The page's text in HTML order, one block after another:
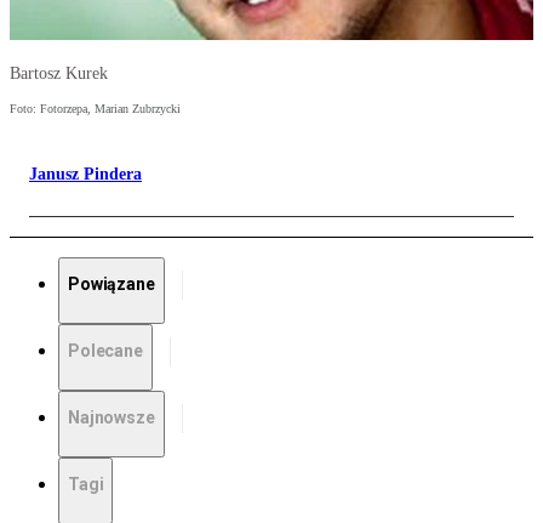
Bartosz Kurek
Foto: Fotorzepa, Marian Zubrzycki
Janusz Pindera
Powiązane
Polecane
Najnowsze
Tagi